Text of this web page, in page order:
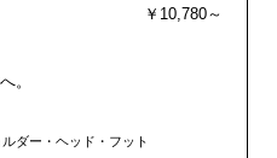
￥10,780～
。
ダー・ヘッド・フット